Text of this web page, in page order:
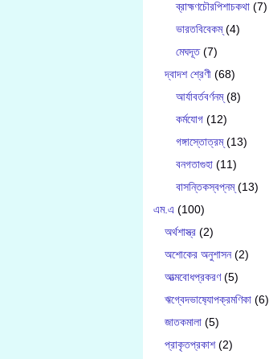
ব্রাহ্মণচৌরপিশাচকথা (7)
ভারতবিবেকম্(4)
মেঘদূত(7)
দ্বাদশ শ্রেণী (68)
আর্যাবর্তবর্ণনম্(8)
কর্মযোগ (12)
গঙ্গাস্তোত্রম্(13)
বনগতাগুহা (11)
বাসন্তিকস্বপ্নম্(13)
এম.এ (100)
অর্থশাস্ত্র (2)
অশোকের অনুশাসন(2)
আত্মবোধপ্রকরণ(5)
ঋগ্বেদভাষ‍্যোপক্রমণিকা (6)
জাতকমালা (5)
প্রাকৃতপ্রকাশ(2)